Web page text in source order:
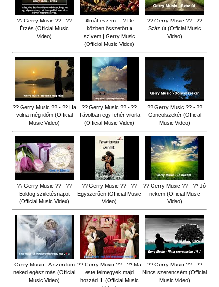
?? Gerry Music ?? - ??
Érzés (Official Music
Video)
Almát eszem… ? De
közben összetört a
szívem | Gerry Music
(Official Music Video)
?? Gerry Music ?? - ??
Száz út (Official Music
Video)
?? Gerry Music ?? - ?? Ha
volna még időm (Official
Music Video)
?? Gerry Music ?? - ??
Távolban egy fehér vitorla
(Official Music Video)
?? Gerry Music ?? - ??
Göncölszekér (Official
Music Video)
?? Gerry Music ?? - ??
Boldog születésnapot
(Official Music Video)
?? Gerry Music ?? - ??
Egyszerűen (Official Music
Video)
?? Gerry Music ?? - ?? Jó
nekem (Official Music
Video)
Gerry Music - A szerelem
neked egész más (Official
Music Video)
?? Gerry Music ?? - ?? Ma
este felmegyek majd
hozzád II. (Official Music
?? Gerry Music ?? - ??
Nincs szerencsém (Official
Music Video)